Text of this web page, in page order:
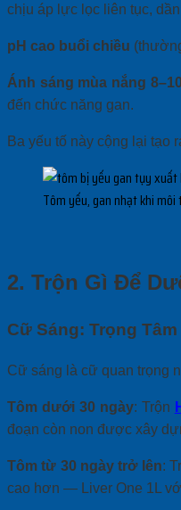
chịu áp lực lọc liên tục,
pH cao buổi chiều
Ánh sáng mùa nắng
đến chức năng gan.
Ba yếu tố này cộng lại
Tôm yếu, gan nhạt khi môi
2. Trộn Gì Để
Cữ Sáng: Trọng
Cữ sáng là cữ quan trọng
Tôm dưới 30 ngày: Trộn
đoạn còn non được xây
Tôm từ 30 ngày trở lên:
cao hơn — Liver One 1L